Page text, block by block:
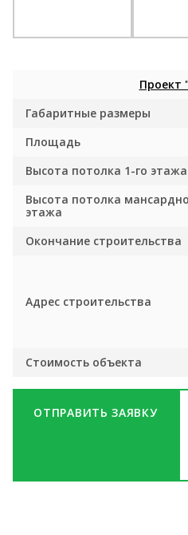
Проект
Габаритные размеры
Площадь
Высота потолка 1-го этажа
Высота потолка
этажа
Окончание строительства
Адрес строительства
Стоимость объекта
ОТПРАВИТЬ ЗАЯВКУ